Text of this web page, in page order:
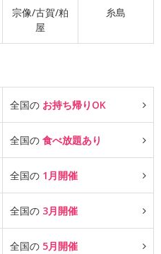
宗像/古賀/粕
屋
糸島
全国の お持ち帰りOK
全国の 食べ放題あり
全国の 1月開催
全国の 3月開催
全国の 5月開催